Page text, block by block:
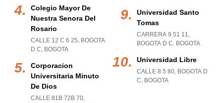
Colegio Mayor De
Nuestra Senora Del
Rosario
CALLE 12 C 6 25, BOGOTA
D C, BOGOTA
Corporacion
Universitaria Minuto
De Dios
CALLE 81B 72B 70,
Universidad Santo
Tomas
CARRERA 9 51 11,
BOGOTA D C, BOGOTA
Universidad Libre
CALLE 8 5 80, BOGOTA D
C, BOGOTA